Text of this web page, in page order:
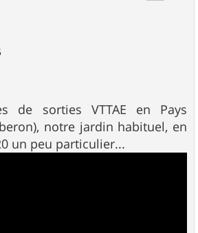
de sorties VTTAE en Pays
notre jardin habituel, en
un peu particulier...